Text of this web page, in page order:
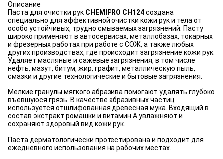
Описание
Паста для очистки рук CHEMIPRO CH124создана
специально для эффективной очистки кожи рук и тела от
особо устойчивых, трудно смываемых загрязнений. Пасту
широко применяют в автосервисах, металлобазах, токарных
и фрезерных работах при работе с СОЖ, а также любых
других производствах, где происходит загрязнение кожи рук.
Удаляет масляные и сажевые загрязнения, в том числе
нефть, мазут, битум, жир, графит, металлическую пыль,
смазки и другие технологические и бытовые загрязнения.
Мелкие гранулы мягкого абразива помогают удалять глубоко
въевшуюся грязь. В качестве абразивных частиц
используется отшлифованная древесная мука. Входящий в
состав экстракт ромашки и витамин А увлажняют и
сохраняют здоровый вид кожи рук.
Паста дерматологически протестирована и подходит для
ежедневного использования на рабочих местах.